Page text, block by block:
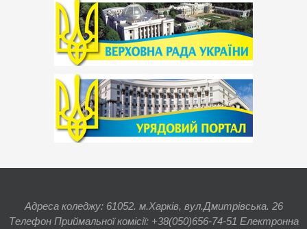
Адреса коледжу: 61052. м.Харків, вул.Дмитрівська. 26
Телефон Приймальної комісії: +38(050)656-74-51 Електронна